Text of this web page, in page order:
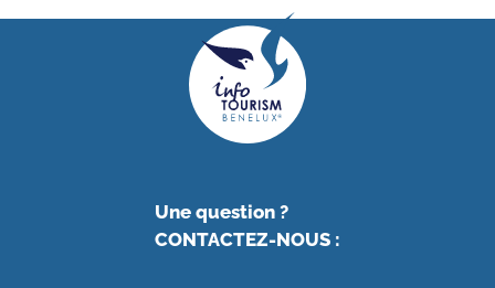
Une question ?
CONTACTEZ-NOUS :